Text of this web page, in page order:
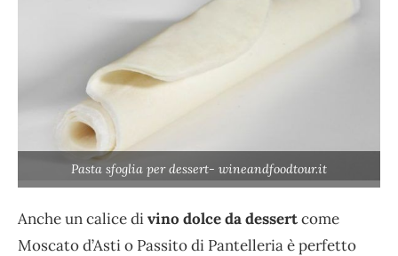
Pasta sfoglia per dessert- wineandfoodtour.it
Anche un calice divino dolce da dessertcome
Moscato d’Asti o Passito di Pantelleria è perfetto